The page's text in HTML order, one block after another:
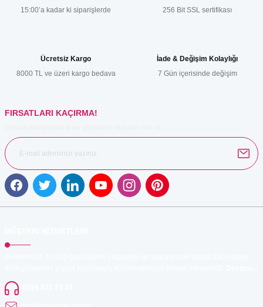
Ürün resmi kalitesiz, bozuk veya görüntülenemiyor.
Ürün fiyatı diğer sitelerden daha pahalı.
15:00’a kadar ki siparişlerde
256 Bit SSL sertifikası
Ücretsiz Kargo
8000 TL ve üzeri kargo bedava
İade & Değişim Kolaylığı
7 Gün içerisinde değişim
FIRSATLARI KAÇIRMA!